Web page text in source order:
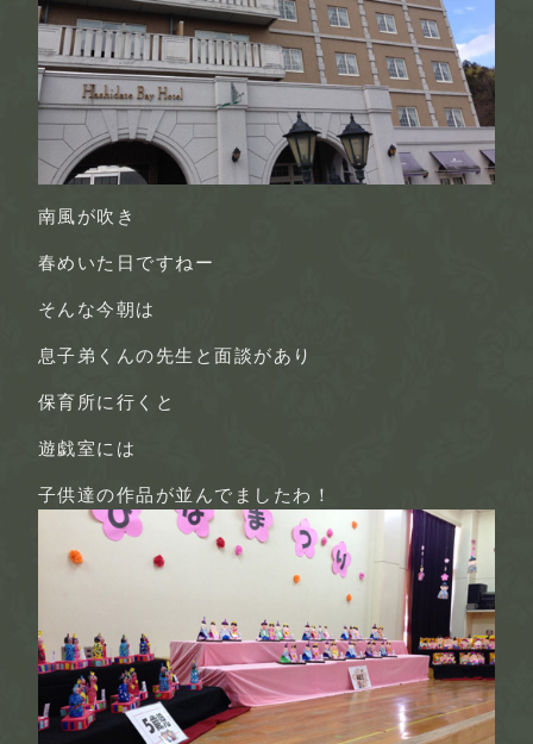
南風が吹き
春めいた日ですねー
そんな今朝は
息子弟くんの先生と面談があり
保育所に行くと
遊戯室には
子供達の作品が並んでましたわ！